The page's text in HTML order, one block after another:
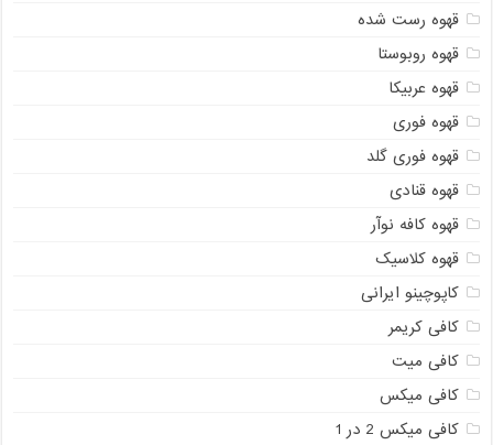
قهوه رست شده
قهوه روبوستا
قهوه عربیکا
قهوه فوری
قهوه فوری گلد
قهوه قنادی
قهوه کافه نوآر
قهوه کلاسیک
کاپوچینو ایرانی
کافی کریمر
کافی میت
کافی میکس
کافی میکس 2 در 1